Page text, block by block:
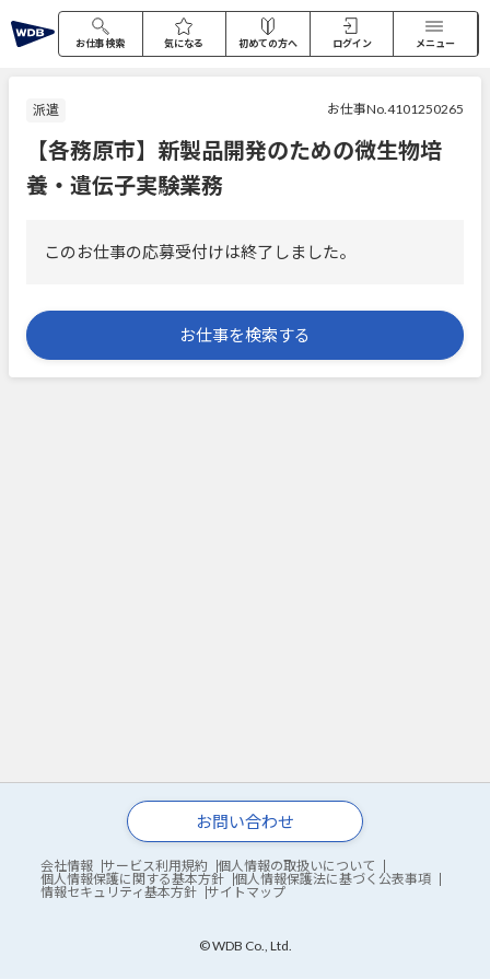
お仕事検索 気になる 初めての方へ ログイン メニュー
派遣 お仕事No.4101250265
【各務原市】新製品開発のための微生物培
養・遺伝子実験業務
このお仕事の応募受付けは終了しました。
お仕事を検索する
お問い合わせ
会社情報 サービス利用規約
個人情報の取扱いについて
個人情報保護に関する基本方針
個人情報保護法に基づく公表事項
情報セキュリティ基本方針
サイトマップ
© WDB Co., Ltd.